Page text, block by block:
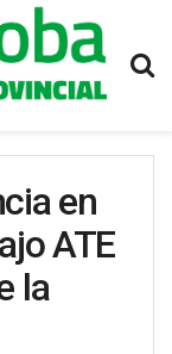
en
ATE
la